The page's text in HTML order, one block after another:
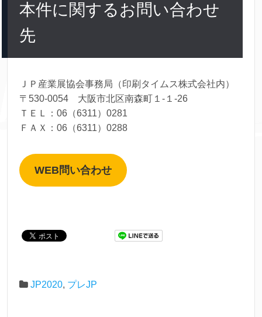
本件に関するお問い合わせ
先
ＪＰ産業展協会事務局（印刷タイムス株式会社内）
〒530-0054 大阪市北区南森町１-１-26
ＴＥＬ：06（6311）0281
ＦＡＸ：06（6311）0288
WEB問い合わせ
JP2020, プレJP